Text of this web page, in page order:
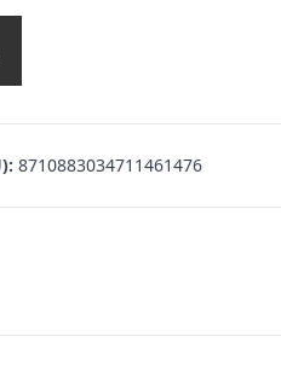
8710883034711461476